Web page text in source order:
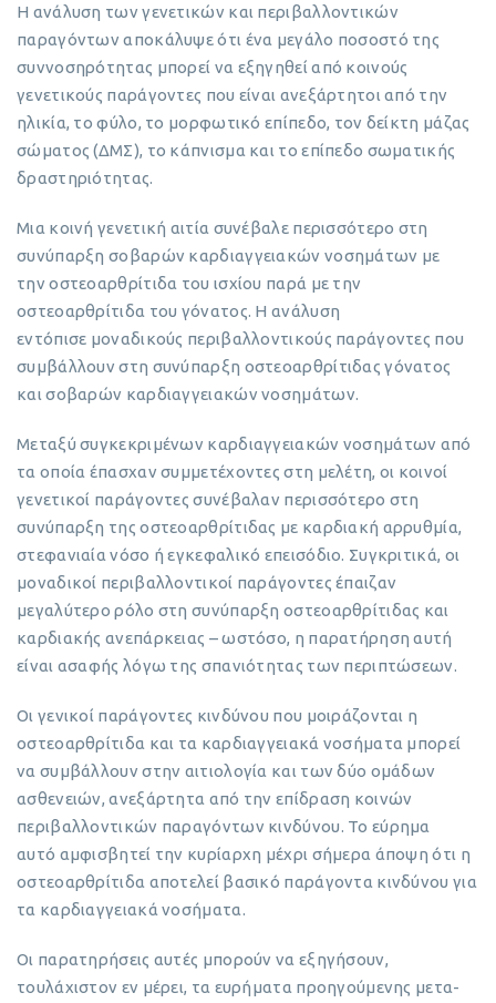
Η ανάλυση των γενετικών και περιβαλλοντικών
παραγόντων αποκάλυψε ότι ένα μεγάλο ποσοστό της
συννοσηρότητας μπορεί να εξηγηθεί από κοινούς
γενετικούς παράγοντες που είναι ανεξάρτητοι από την
ηλικία, το φύλο, το μορφωτικό επίπεδο, τον δείκτη μάζας
σώματος (ΔΜΣ), το κάπνισμα και το επίπεδο σωματικής
δραστηριότητας.
Μια κοινή γενετική αιτία συνέβαλε περισσότερο στη
συνύπαρξη σοβαρών καρδιαγγειακών νοσημάτων με
την οστεοαρθρίτιδα του ισχίου παρά με την
οστεοαρθρίτιδα του γόνατος. Η ανάλυση
εντόπισε μοναδικούς περιβαλλοντικούς παράγοντες που
συμβάλλουν στη συνύπαρξη οστεοαρθρίτιδας γόνατος
και σοβαρών καρδιαγγειακών νοσημάτων.
Μεταξύ συγκεκριμένων καρδιαγγειακών νοσημάτων από
τα οποία έπασχαν συμμετέχοντες στη μελέτη, οι κοινοί
γενετικοί παράγοντες συνέβαλαν περισσότερο στη
συνύπαρξη της οστεοαρθρίτιδας με καρδιακή αρρυθμία,
στεφανιαία νόσο ή εγκεφαλικό επεισόδιο. Συγκριτικά, οι
μοναδικοί περιβαλλοντικοί παράγοντες έπαιζαν
μεγαλύτερο ρόλο στη συνύπαρξη οστεοαρθρίτιδας και
καρδιακής ανεπάρκειας – ωστόσο, η παρατήρηση αυτή
είναι ασαφής λόγω της σπανιότητας των περιπτώσεων.
Οι γενικοί παράγοντες κινδύνου που μοιράζονται η
οστεοαρθρίτιδα και τα καρδιαγγειακά νοσήματα μπορεί
να συμβάλλουν στην αιτιολογία και των δύο ομάδων
ασθενειών, ανεξάρτητα από την επίδραση κοινών
περιβαλλοντικών παραγόντων κινδύνου. Το εύρημα
αυτό αμφισβητεί την κυρίαρχη μέχρι σήμερα άποψη ότι η
οστεοαρθρίτιδα αποτελεί βασικό παράγοντα κινδύνου για
τα καρδιαγγειακά νοσήματα.
Οι παρατηρήσεις αυτές μπορούν να εξηγήσουν,
τουλάχιστον εν μέρει, τα ευρήματα προηγούμενης μετα-